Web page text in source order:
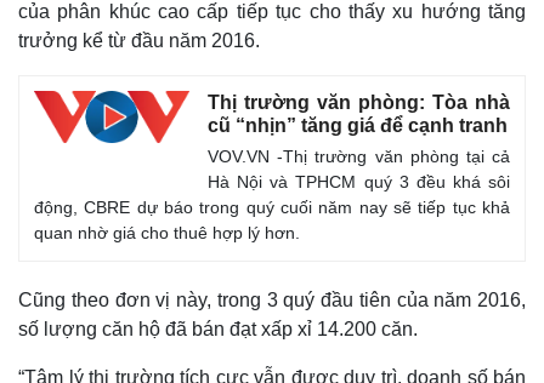
của phân khúc cao cấp tiếp tục cho thấy xu hướng tăng
trưởng kể từ đầu năm 2016.
Thị trường văn phòng: Tòa nhà
cũ “nhịn” tăng giá để cạnh tranh
VOV.VN -Thị trường văn phòng tại cả
Hà Nội và TPHCM quý 3 đều khá sôi
động, CBRE dự báo trong quý cuối năm nay sẽ tiếp tục khả
quan nhờ giá cho thuê hợp lý hơn.
Cũng theo đơn vị này, trong 3 quý đầu tiên của năm 2016,
số lượng căn hộ đã bán đạt xấp xỉ 14.200 căn.
“Tâm lý thị trường tích cực vẫn được duy trì, doanh số bán